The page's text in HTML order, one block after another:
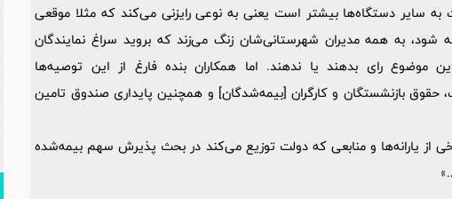
به سایر دستگاه‌ها بیشتر است یعنی به نوعی رایزنی می‌کند که مثلا موقعی
به همه مدیران شهرستانی‌شان زنگ می‌زند که بروید سراغ نمایندگان
موضوع رای بدهند یا ندهند. اما همکاران بنده فارغ از این توصیه‌ها
بازنشستگان و کارگران [بیمه‌شدگان] و همچنین پایداری صندوق تامین
از یارانه‌ها و منابعی که دولت توزیع می‌کند در بحث پذیرش سهم بیمه‌شده